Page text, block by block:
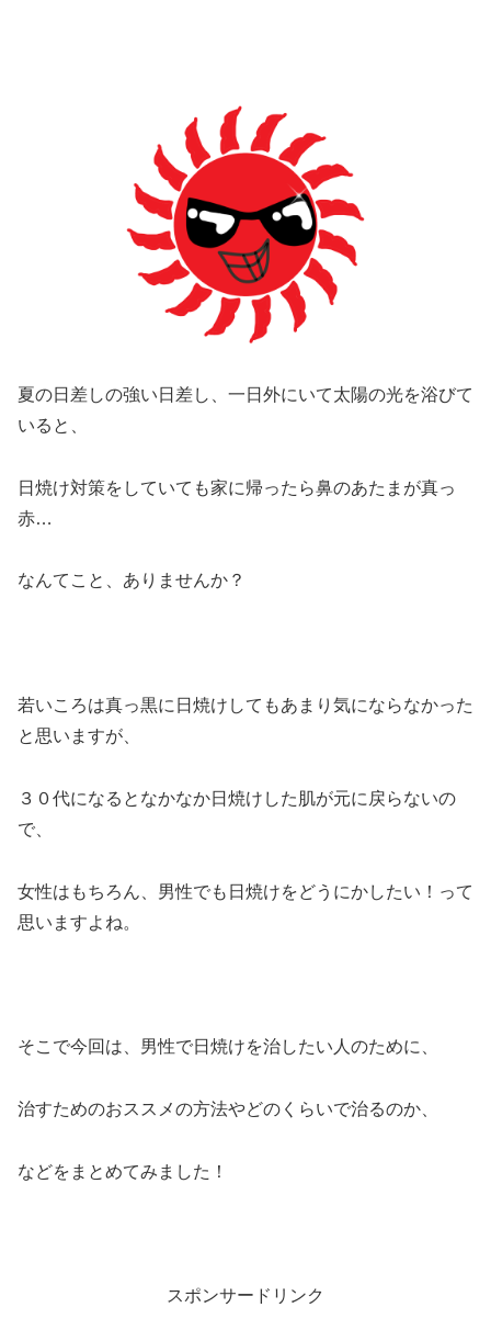
夏の日差しの強い日差し、一日外にいて太陽の光を浴びて
いると、
日焼け対策をしていても家に帰ったら鼻のあたまが真っ
赤…
なんてこと、ありませんか？
若いころは真っ黒に日焼けしてもあまり気にならなかった
と思いますが、
３０代になるとなかなか日焼けした肌が元に戻らないの
で、
女性はもちろん、男性でも日焼けをどうにかしたい！って
思いますよね。
そこで今回は、男性で日焼けを治したい人のために、
治すためのおススメの方法やどのくらいで治るのか、
などをまとめてみました！
スポンサードリンク